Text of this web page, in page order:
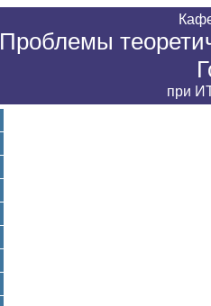
Проблемы
при